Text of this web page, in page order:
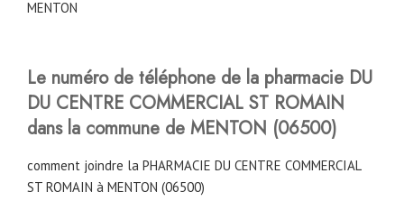
MENTON
Le numéro de téléphone de la pharmacie DU
DU CENTRE COMMERCIAL ST ROMAIN
dans la commune de MENTON (06500)
comment joindre la PHARMACIE DU CENTRE COMMERCIAL
ST ROMAIN à MENTON (06500)